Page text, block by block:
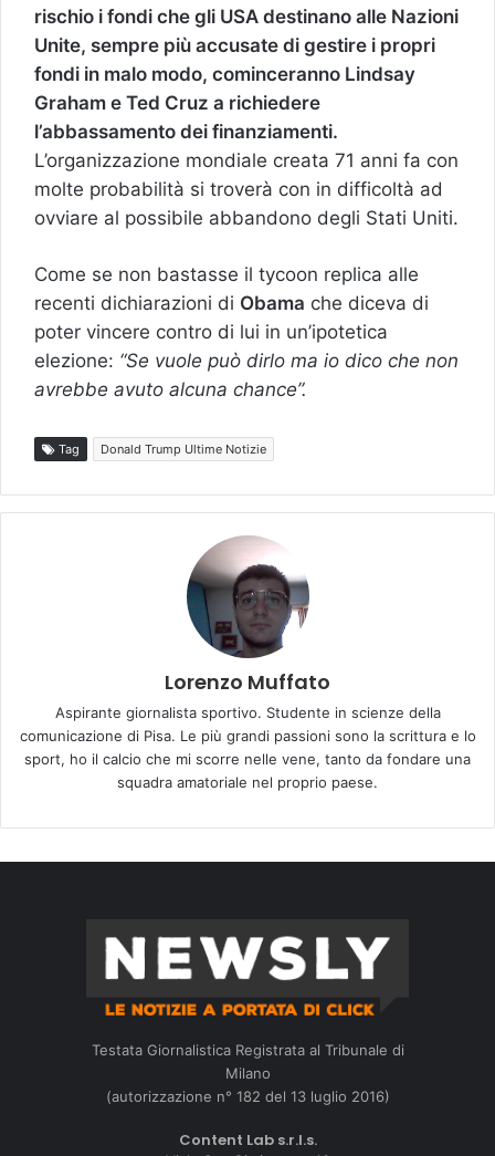
rischio i fondi che gli USA destinano alle Nazioni
Unite, sempre più accusate di gestire i propri
fondi in malo modo, cominceranno Lindsay
Graham e Ted Cruz a richiedere
l’abbassamento dei finanziamenti.
L’organizzazione mondiale creata 71 anni fa con
molte probabilità si troverà con in difficoltà ad
ovviare al possibile abbandono degli Stati Uniti.
Come se non bastasse il tycoon replica alle
recenti dichiarazioni di Obama che diceva di
poter vincere contro di lui in un’ipotetica
elezione: “Se vuole può dirlo ma io dico che non
avrebbe avuto alcuna chance”.
Tag Donald Trump Ultime Notizie
Lorenzo Muffato
Aspirante giornalista sportivo. Studente in scienze della
comunicazione di Pisa. Le più grandi passioni sono la scrittura e lo
sport, ho il calcio che mi scorre nelle vene, tanto da fondare una
squadra amatoriale nel proprio paese.
Testata Giornalistica Registrata al Tribunale di
Milano
(autorizzazione n° 182 del 13 luglio 2016)
Content Lab s.r.l.s.